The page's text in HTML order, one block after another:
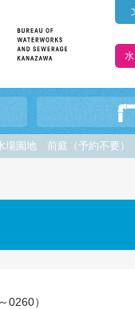
場園地 前庭（予約不要）
0260）